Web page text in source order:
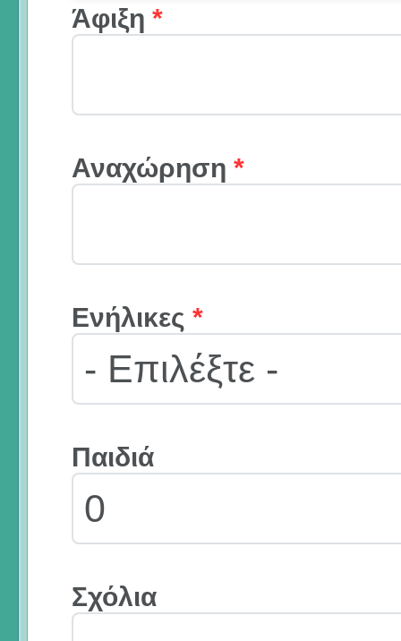
Άφιξη *
Αναχώρηση *
Ενήλικες *
Παιδιά
Σχόλια